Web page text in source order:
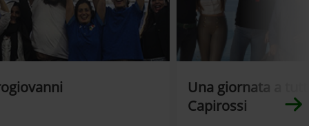
Una giornata a
Capirossi